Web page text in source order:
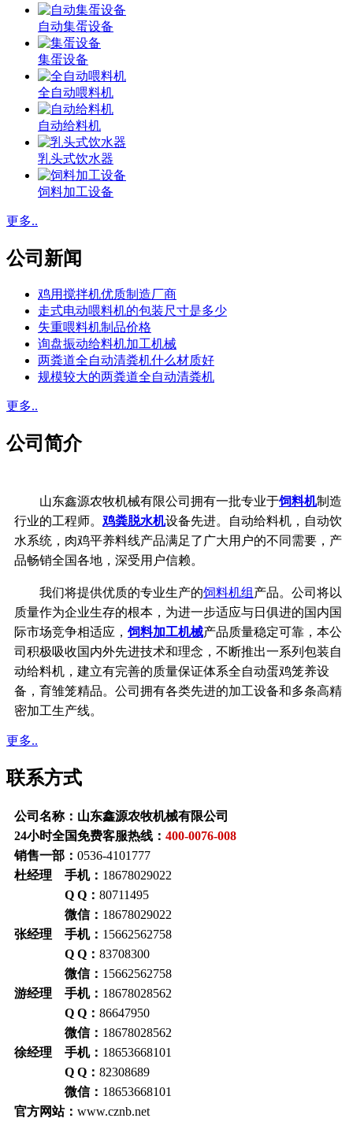
自动集蛋设备
集蛋设备
全自动喂料机
自动给料机
乳头式饮水器
饲料加工设备
更多..
公司新闻
鸡用搅拌机优质制造厂商
走式电动喂料机的包装尺寸是多少
失重喂料机制品价格
询盘振动给料机加工机械
两粪道全自动清粪机什么材质好
规模较大的两粪道全自动清粪机
更多..
公司简介
山东鑫源农牧机械有限公司拥有一批专业于饲料机制造
行业的工程师。 鸡粪脱水机设备先进。自动给料机，自动饮
水系统， 肉鸡平养料线产品满足了广大用户的不同需要，产
品畅销全国各地，深受用户信赖。
我们将提供优质的专业生产的饲料机组 产品。公司将以
质量作为企业生存的根本， 为进一步适应与日俱进的国内国
际市场竞争相适应，饲料加工机械产品质量稳定可靠， 本公
司积极吸收国内外先进技术和理念，不断推出一系列包装自
动给料机，建立有完善的质量保证体系全自动蛋鸡笼养设
备，育雏笼精品。公司拥有各类先进的加工设备和多条高精
密加工生产线。
更多..
联系方式
公司名称：山东鑫源农牧机械有限公司
24小时全国免费客服热线： 400-0076-008
销售一部： 0536-4101777
杜经理 手机： 18678029022
Q Q： 80711495
微信： 18678029022
张经理 手机： 15662562758
Q Q： 83708300
微信： 15662562758
游经理 手机： 18678028562
Q Q： 86647950
微信： 18678028562
徐经理 手机： 18653668101
Q Q： 82308689
微信： 18653668101
官方网站： www.cznb.net